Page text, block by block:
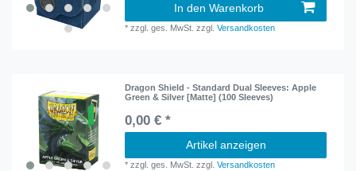
In den Warenkorb
*zzgl. ges. MwSt. zzgl.Versandkosten
Dragon Shield - Standard Dual Sleeves: Apple
Green & Silver [Matte] (100 Sleeves)
0,00 € *
Artikel anzeigen
*zzgl. ges. MwSt. zzgl.Versandkosten